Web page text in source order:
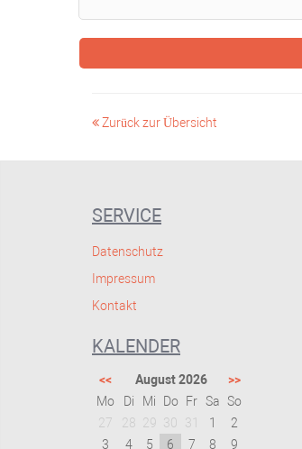
Zurück zur Übersicht
SERVICE
Datenschutz
Impressum
Kontakt
KALENDER
<< August 2026
>>
Mo
Di Mi Do Fr Sa So
27
28 29 30 31 1
2
3
4 5 6 7 8 9